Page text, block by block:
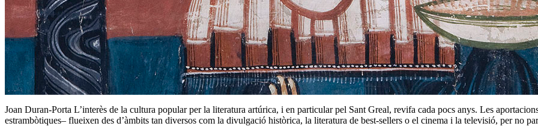
Joan Duran-Porta L’interès de la cultura popular per la literatura artúrica, i en particular pel Sant Greal, revifa cada pocs anys. Les
estrambòtiques– flueixen des d’àmbits tan diversos com la divulgació històrica, la literatura de best-sellers o el cinema i la televisió, per no